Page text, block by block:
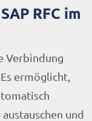
RFC im
Verbindung
ermöglicht,
und